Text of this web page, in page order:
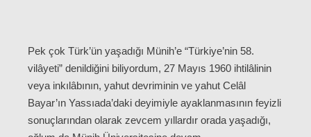
Pek çok Türk’ün yaşadığı Münih’e “Türkiye’nin 58.
vilâyeti” denildiğini biliyordum, 27 Mayıs 1960 ihtilâlinin
veya inkılâbının, yahut devriminin ve yahut Celâl
Bayar’ın Yassıada’daki deyimiyle ayaklanmasının feyizli
sonuçlarından olarak zevcem yıllardır orada yaşadığı,